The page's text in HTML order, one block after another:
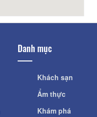
Danh mục
Khách sạn
Ẩm thực
Khám phá